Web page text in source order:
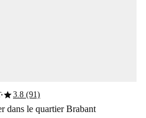
■star3.8 (91)
dans le quartier Brabant